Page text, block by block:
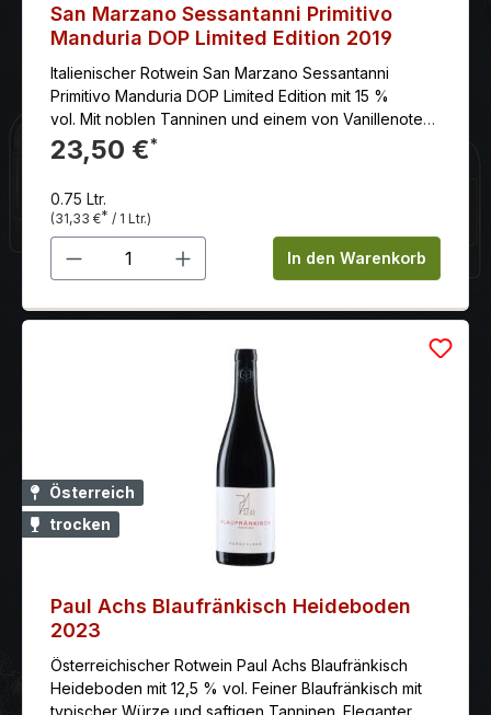
San Marzano Sessantanni Primitivo
Manduria DOP Limited Edition 2019
Italienischer Rotwein San Marzano Sessantanni
Primitivo Manduria DOP Limited Edition mit 15 %
vol. Mit noblen Tanninen und einem von Vanillenoten
begleiteten langem Abgang.
23,50 €*
0.75 Ltr.
(31,33 €* / 1 Ltr.)
Produkt Anzahl: Gib denIn den Warenkorb
Österreich
trocken
Paul Achs Blaufränkisch Heideboden
2023
Österreichischer Rotwein Paul Achs Blaufränkisch
Heideboden mit 12,5 % vol. Feiner Blaufränkisch mit
typischer Würze und saftigen Tanninen. Eleganter,